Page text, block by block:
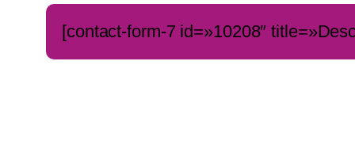
[contact-form-7 id=»10208″